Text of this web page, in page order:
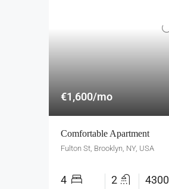
€1,600/mo
Comfortable Apartment
Fulton St, Brooklyn, NY, USA
4 2 4300